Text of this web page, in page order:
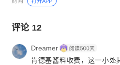
评论 12
Dreamer
肯德基酱料收费，这一小处